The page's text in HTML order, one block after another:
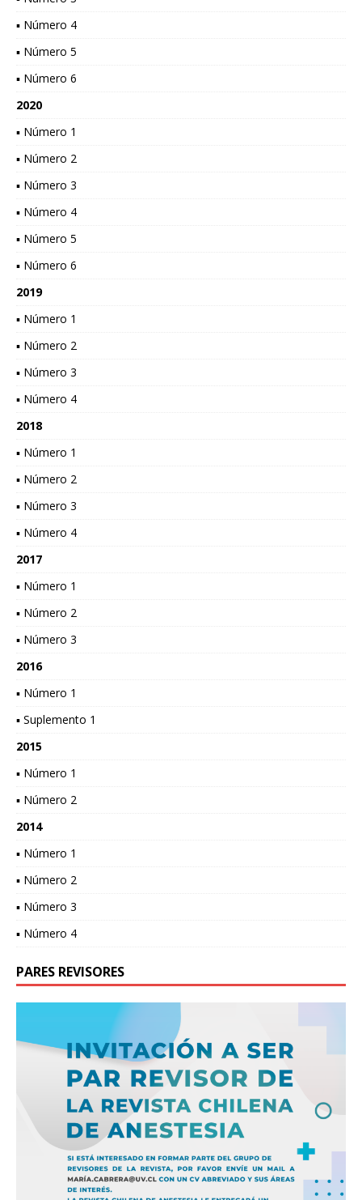
▪ Número 4
▪ Número 5
▪ Número 6
2020
▪ Número 1
▪ Número 2
▪ Número 3
▪ Número 4
▪ Número 5
▪ Número 6
2019
▪ Número 1
▪ Número 2
▪ Número 3
▪ Número 4
2018
▪ Número 1
▪ Número 2
▪ Número 3
▪ Número 4
2017
▪ Número 1
▪ Número 2
▪ Número 3
2016
▪ Número 1
▪ Suplemento 1
2015
▪ Número 1
▪ Número 2
2014
▪ Número 1
▪ Número 2
▪ Número 3
▪ Número 4
PARES REVISORES